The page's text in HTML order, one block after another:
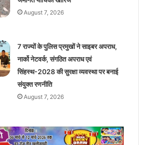
August 7, 2026
7 राज्यों के पुलिस प्रमुखों ने साइबर अपराध,
नार्को नेटवर्क, संगठित अपराध एवं
सिंहस्थ-2028 की सुरक्षा व्यवस्था पर बनाई
संयुक्त रणनीति
August 7, 2026